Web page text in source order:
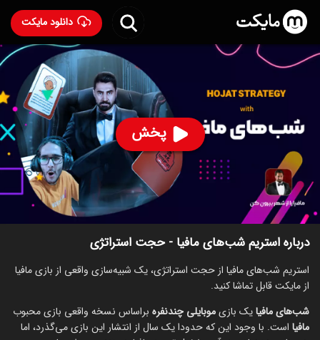
دانلود مایکت
پخش
استریم شب‌های مافیا - حجت استراتژی ساخت 1401
80
ساخت ایران سال 1401
رده سنی ۱۳+
استریم
توضیحات قسمت‌ها سریال‌های مشابه
درباره استریم شب‌های مافیا - حجت استراتژی
استریم شب‌های مافیا از حجت استراتژی، یک شبیه‌‎سازی واقعی از بازی مافیا
از مایکت قابل تماشا کنید.
شب‌های مافیایک بازیموبایلی چندنفره براساس نسخه واقعی بازی محبوب
مافیا است. با وجود این که حدودا یک سال از انتشار این بازی می‌گذرد، اما